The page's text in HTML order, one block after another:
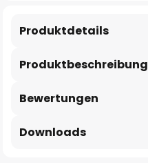
Produktbeschreibung
Produktdetails
Bewertungen
Downloads